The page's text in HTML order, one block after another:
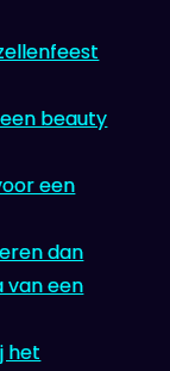
beauty
een
dan
een
het